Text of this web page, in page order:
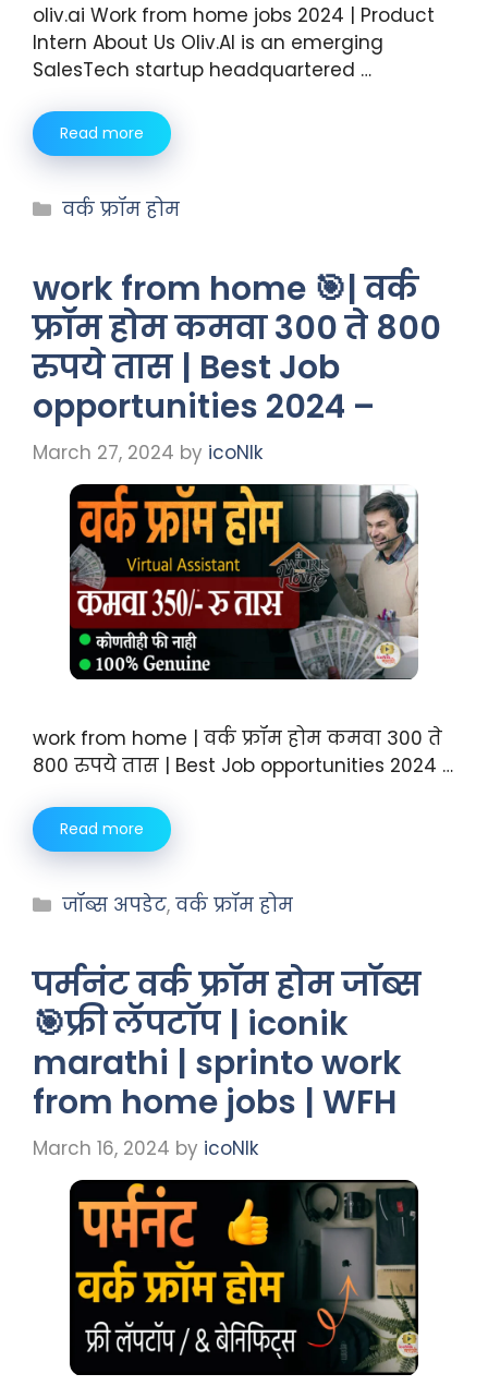
oliv.ai Work from home jobs 2024 | Product
Intern About Us Oliv.AI is an emerging
SalesTech startup headquartered …
Read more
वर्क फ्रॉम होम
work from home 🎯| वर्क
फ्रॉम होम कमवा 300 ते 800
रुपये तास | Best Job
opportunities 2024 –
March 27, 2024 by icoNIk
work from home | वर्क फ्रॉम होम कमवा 300 ते
800 रुपये तास | Best Job opportunities 2024 …
Read more
जॉब्स अपडेट,वर्क फ्रॉम होम
पर्मनंट वर्क फ्रॉम होम जॉब्स
🎯फ्री लॅपटॉप | iconik
marathi | sprinto work
from home jobs | WFH
March 16, 2024 by icoNIk